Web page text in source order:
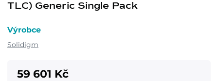
TLC) Generic Single Pack
Výrobce
Solidigm
59 601 Kč